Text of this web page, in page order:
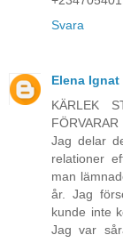
Svara
Elena Ignat
KÄRLEK
FÖRVARAR
Jag delar
relationer
man
år. Jag
kunde inte
Jag var